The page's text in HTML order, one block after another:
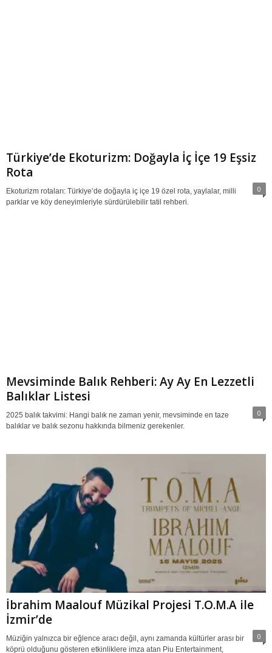
Türkiye’de Ekoturizm: Doğayla İç İçe 19 Eşsiz
Rota
0
Ekoturizm rotaları: Türkiye’de doğayla iç içe 19 özel rota, yaylalar, milli
parklar ve köy deneyimleriyle sürdürülebilir tatil rehberi.
Mevsiminde Balık Rehberi: Ay Ay En Lezzetli
Balıklar Listesi
0
2025 balık takvimi: Hangi balık ne zaman yenir, mevsiminde en taze
balıklar ve balık sezonu hakkında bilmeniz gerekenler.
İbrahim Maalouf Müzikal Projesi T.O.M.A ile
İzmir’de
0
Müziğin yalnızca bir eğlence aracı değil, aynı zamanda kültürler arası bir
köprü olduğunu gösteren etkinliklere imza atan Piu Entertainment,